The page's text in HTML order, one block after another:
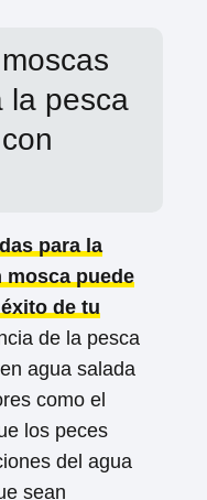
la pesca
para la
mosca puede
de tu
de la pesca
agua salada
como el
los peces
del agua
sean